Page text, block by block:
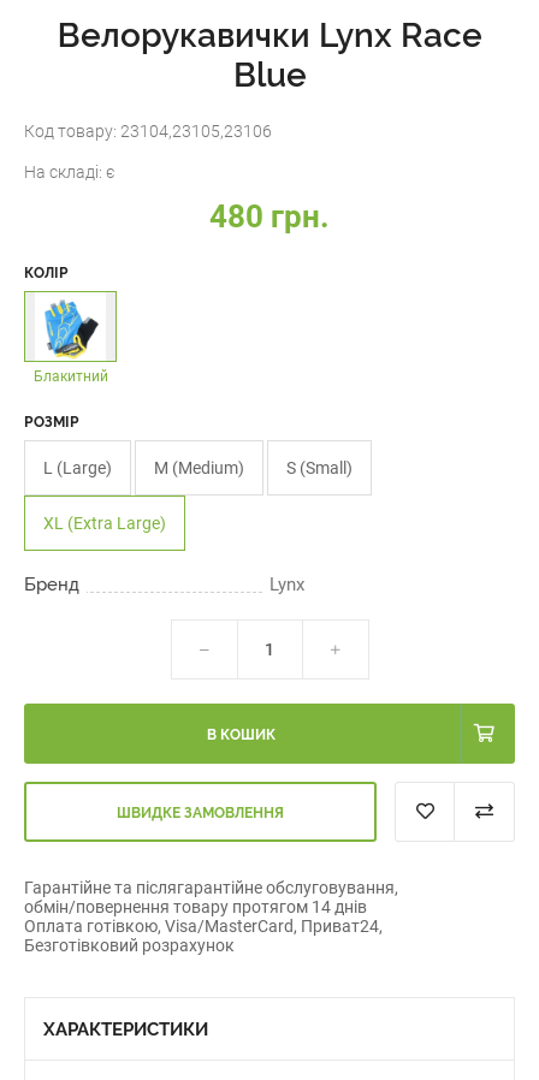
Велорукавички Lynx Race
Blue
Код товару: 23104,23105,23106
На складі: є
480 грн.
КОЛІР
Блакитний
РОЗМІР
L (Large) M (Medium) S (Small)
XL (Extra Large)
Бренд Lynx
В КОШИК
ШВИДКЕ ЗАМОВЛЕННЯ
Гарантійне та післягарантійне обслуговування,
обмін/повернення товару протягом 14 днів
Оплата готівкою, Visa/MasterCard, Приват24,
Безготівковий розрахунок
ХАРАКТЕРИСТИКИ